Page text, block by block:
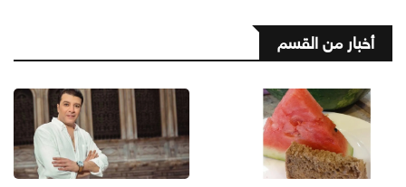
أخبار من القسم